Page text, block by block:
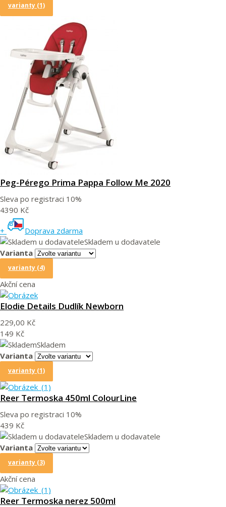
varianty (1)
Peg-Pérego Prima Pappa Follow Me 2020
Sleva po registraci 10%
4390 Kč
+
Doprava zdarma
Skladem u dodavatele
Varianta
varianty (4)
Akční cena
Elodie Details Dudlík Newborn
229,00 Kč
149 Kč
Skladem
Varianta
varianty (1)
Reer Termoska 450ml ColourLine
Sleva po registraci 10%
439 Kč
Skladem u dodavatele
Varianta
varianty (3)
Akční cena
Reer Termoska nerez 500ml